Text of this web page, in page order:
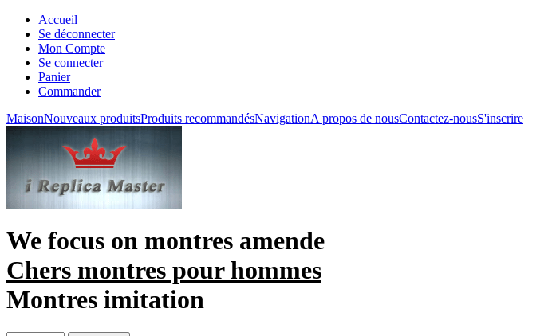
Accueil
Se déconnecter
Mon Compte
Se connecter
Panier
Commander
MaisonNouveaux produitsProduits recommandésNavigationA propos de nousContactez-nousS'inscrire
We focus on montres amende
Chers montres pour hommes
Montres imitation